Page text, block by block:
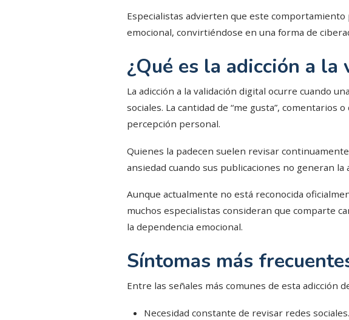
Especialistas advierten que este
emocional, convirtiéndose en una forma de
¿Qué es la adicción a
La adicción a la validación digital ocurre cuando
sociales. La cantidad de “me gusta”,
percepción personal.
Quienes la padecen suelen revisar
ansiedad cuando sus publicaciones no generan la
Aunque actualmente no está reconocida
muchos especialistas consideran que comparte
la dependencia emocional.
Síntomas más
Entre las señales más comunes de esta adicción
Necesidad constante de revisar redes sociales.